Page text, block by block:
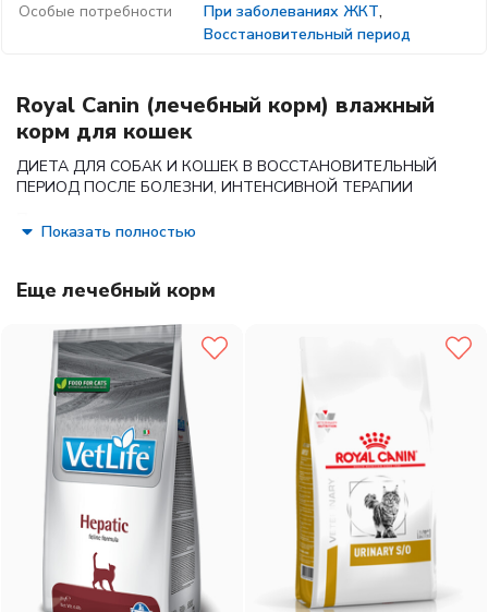
Особые потребности
При заболеваниях ЖКТ,
Восстановительный период
Royal Canin (лечебный корм) влажный
корм для кошек
ДИЕТА ДЛЯ СОБАК И КОШЕК В ВОССТАНОВИТЕЛЬНЫЙ
ПЕРИОД ПОСЛЕ БОЛЕЗНИ, ИНТЕНСИВНОЙ ТЕРАПИИ
интенсивной терапии
Искусственное энтеральное кормление*
Липидоз печени у кошек
Беременность, лактация, рост *
При использовании носопищеводных зондов
диаметром менее 3,3 мм рекомендуется разбавлять
этот корм водой в соотношении 1:1.
Противопоказания:
Печеночная энцефалопатия
Острый панкреатит и гиперлипидемия
Длительность курса применения:
До полного
восстановления, в соответствии с рекомендацими
ветеринарного врача
Показать полностью
Еще лечебный корм